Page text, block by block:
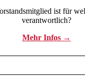
ist für
verantwortlich?
Mehr Infos →